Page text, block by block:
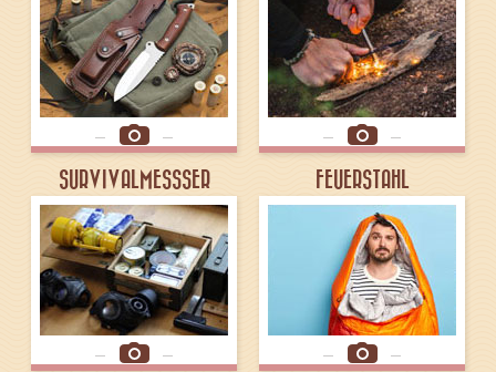
SURVIVALMESSSER FEUERSTAHL